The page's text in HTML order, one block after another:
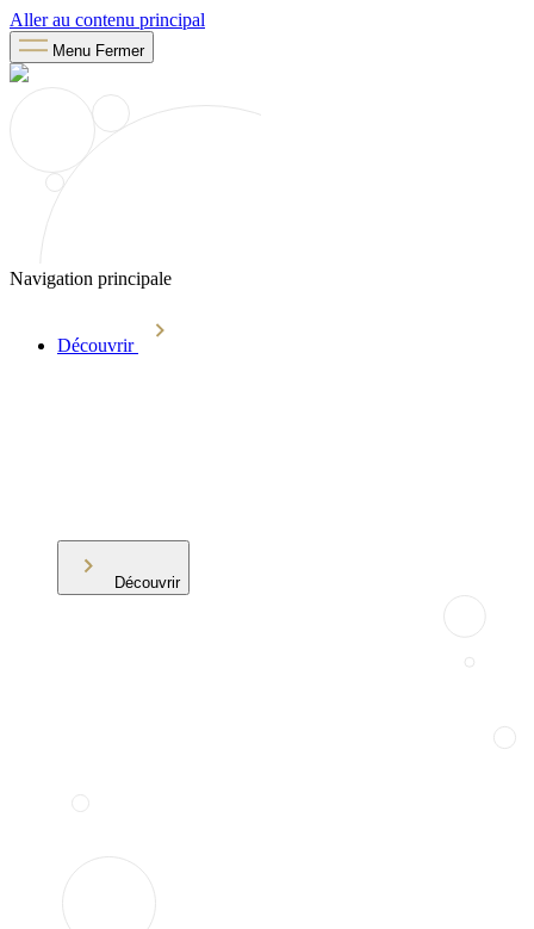
Aller au contenu principal
Menu Fermer
Navigation principale
Découvrir
Découvrir